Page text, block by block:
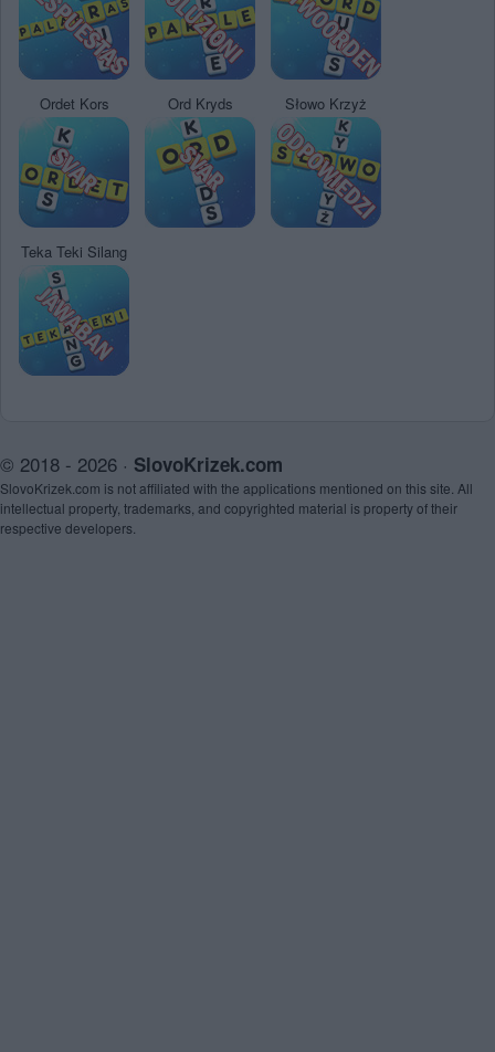
Ordet Kors Ord Kryds Słowo Krzyż
Teka Teki Silang
© 2018 - 2026 · SlovoKrizek.com
SlovoKrizek.com is not affiliated with the applications mentioned on this site. All
intellectual property, trademarks, and copyrighted material is property of their
respective developers.